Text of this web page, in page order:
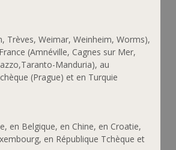
Trèves, Weimar, Weinheim, Worms),
(Amnéville, Cagnes sur Mer,
Manduria), au
(Prague) et en Turquie
en Belgique, en Chine, en Croatie,
en République Tchèque et